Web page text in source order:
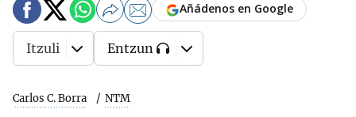
Carlos C. Borra NTM
Añádenos en Google
Itzuli Entzun